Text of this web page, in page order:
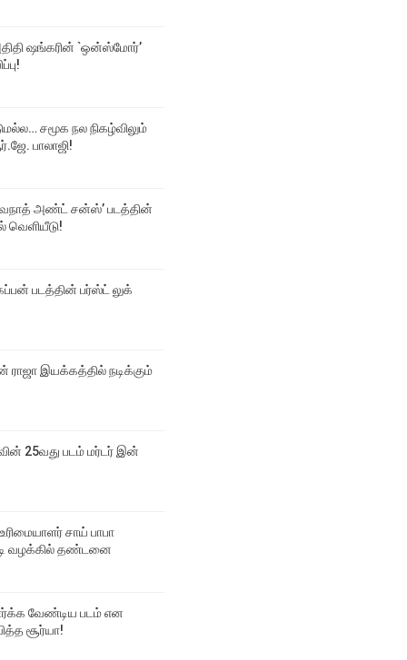
ஷங்கரின் `ஒன்ஸ்மோர்’
சமூக நல நிகழ்விலும்
பாலாஜி!
அண்ட் சன்ஸ்’ படத்தின்
வெளியீடு!
படத்தின் பர்ஸ்ட் லுக்
இயக்கத்தில் நடிக்கும்
25வது படம் மர்டர் இன்
சாய் பாபா
வழக்கில் தண்டனை
வேண்டிய படம் என
சூர்யா!